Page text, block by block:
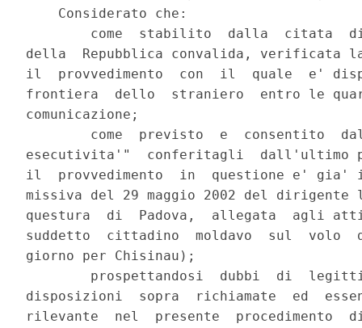
    Considerato che:
come  stabilito  dalla  citata
della  Repubblica convalida, verificata
il  provvedimento  con  il  quale  e'
frontiera  dello  straniero  entro le
comunicazione;
come  previsto  e  consentito
esecutivita'"  conferitagli  dall'ultimo
il  provvedimento  in  questione e' gia'
missiva del 29 maggio 2002 del
questura  di  Padova,  allegata  agli
suddetto  cittadino  moldavo  sul  volo
giorno per Chisinau);
prospettandosi  dubbi  di
disposizioni  sopra  richiamate  ed
rilevante  nel  presente  procedimento